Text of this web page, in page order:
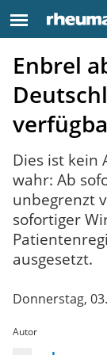
Enbrel
Dies ist kein
wahr: Ab
unbegrenzt
sofortiger
ausgesetzt.
Donnerstag,
Autor